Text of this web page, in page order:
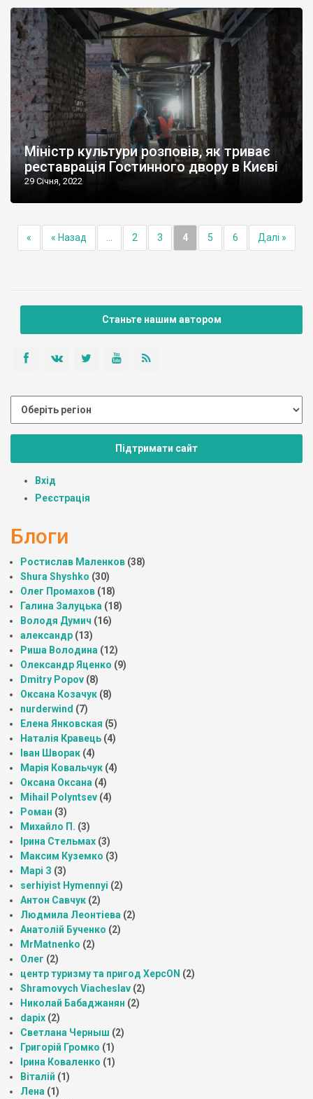
Міністр культури розповів, як триває
реставрація Гостинного двору в Києві
29 Січня, 2022
« « Назад 2 3 4 5 6 Далі »
Станьте нашим автором
Підтримати сайт
Вхід
Реєстрація
Блоги
Ростислав Маленков (38)
Shura Shyshko (30)
Олег Промахов (18)
Галина Залуцька (18)
Володя Думич (16)
александр (13)
Риша Володина (12)
Олександр Яценко (9)
Dmitry Popov (8)
Оксана Козачук (8)
nurderwind (7)
Елена Янковская (5)
Наталія Кравець (4)
Іван Шворак (4)
Марія Ковальчук (4)
Оксана Оксана (4)
Mihail Polyntsev (4)
Роман (3)
Михайло П. (3)
Ірина Стельмах (3)
Максим Куземко (3)
Марі З (3)
serhiyist Hymennyi (2)
Антон Савчук (2)
Людмила Леонтіева (2)
Анатолій Бученко (2)
MrMatnenko (2)
Олег (2)
центр туризму та пригод ХерсON (2)
Shramovych Viacheslav (2)
Николай Бабаджанян (2)
dapix (2)
Светлана Черныш (2)
Григорій Громко (1)
Ірина Коваленко (1)
Віталій (1)
Лена (1)